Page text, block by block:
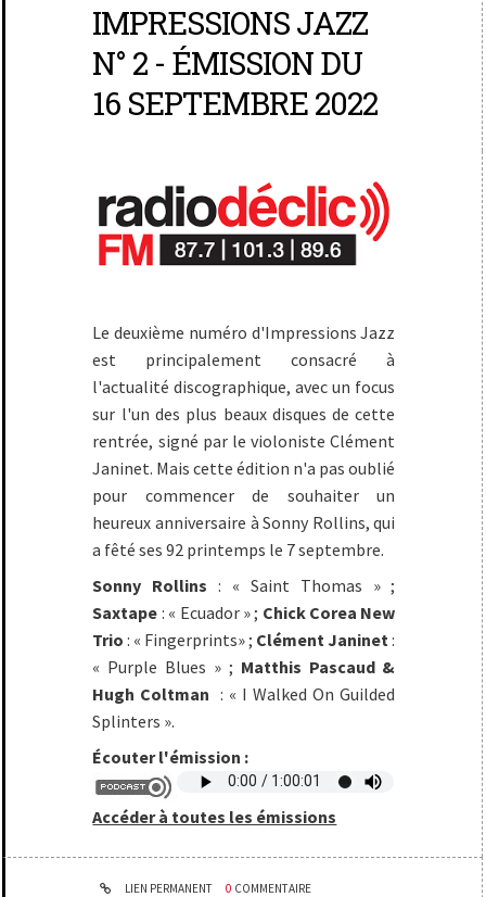
IMPRESSIONS JAZZ
N° 2 - ÉMISSION DU
16 SEPTEMBRE 2022
Le deuxième numéro d'Impressions Jazz
est principalement consacré à
l'actualité discographique, avec un focus
sur l'un des plus beaux disques de cette
rentrée, signé par le violoniste Clément
Janinet. Mais cette édition n'a pas oublié
pour commencer de souhaiter un
heureux anniversaire à Sonny Rollins, qui
a fêté ses 92 printemps le 7 septembre.
Sonny Rollins : « Saint Thomas » ;
Saxtape : « Ecuador » ; Chick Corea New
Trio : « Fingerprints» ; Clément Janinet :
« Purple Blues » ; Matthis Pascaud &
Hugh Coltman: « I Walked On Guilded
Splinters ».
Écouter l'émission :
Accéder à toutes les émissions
LIEN PERMANENT 0 COMMENTAIRE